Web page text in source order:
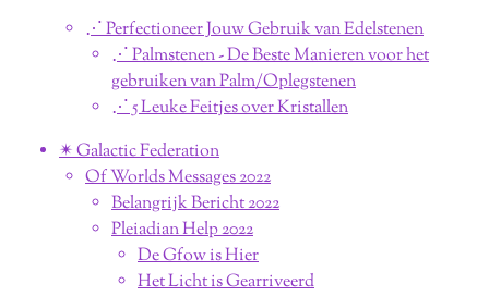
⋰ Perfectioneer Jouw Gebruik van Edelstenen
⋰ Palmstenen - De Beste Manieren voor het
gebruiken van Palm/Oplegstenen
⋰ 5 Leuke Feitjes over Kristallen
✴︎ Galactic Federation
Of Worlds Messages 2022
Belangrijk Bericht 2022
Pleiadian Help 2022
De Gfow is Hier
Het Licht is Gearriveerd